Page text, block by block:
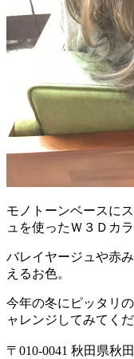
モノトーンベースに
ュを使ったＷ３Ｄカラ
バレイヤージュや赤
えるお色。
今年の冬にピッタリ
ャレンジしてみてくだ
〒010-0041 秋田県秋